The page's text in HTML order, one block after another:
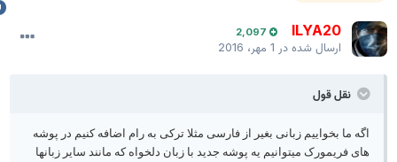
ILYA20
ارسال شده در1 مهر، 2016
نقل قول
اگه ما بخواییم زبانی بغیر از فارسی مثلا ترکی به رام اضافه کنیم در پوشه
های فریمورک میتوانیم یه پوشه جدید با زبان دلخواه که مانند سایر زبانها